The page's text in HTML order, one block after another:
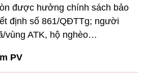
được hưởng chính sách bảo
định số 861/QĐTTg; người
vùng ATK, hộ nghèo…
PV